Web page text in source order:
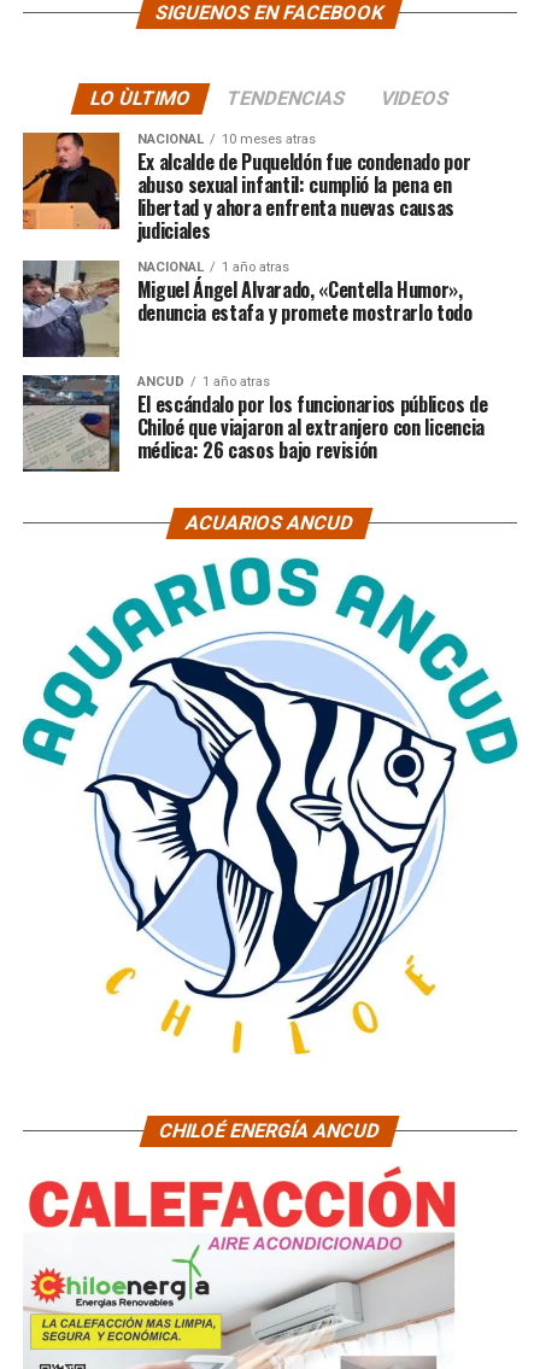
SIGUENOS EN FACEBOOK
LO ÙLTIMO TENDENCIAS VIDEOS
NACIONAL 10 meses atras
Ex alcalde de Puqueldón fue condenado por
abuso sexual infantil: cumplió la pena en
libertad y ahora enfrenta nuevas causas
judiciales
NACIONAL 1 año atras
Miguel Ángel Alvarado, «Centella Humor»,
denuncia estafa y promete mostrarlo todo
ANCUD 1 año atras
El escándalo por los funcionarios públicos de
Chiloé que viajaron al extranjero con licencia
médica: 26 casos bajo revisión
ACUARIOS ANCUD
CHILOÉ ENERGÍA ANCUD